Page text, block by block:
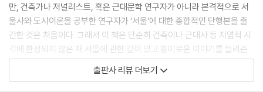
1398년, 이방원이 정도전을 죽였다. 정도전이 새 도시 공간 위에 구현하고
자 했던 꿈도 아울러 사라졌다. 새 임금 정종은 다시 개경으로 거처를 옮겼
다. 종묘와 사직은 한양에, 왕궁은 개경에 있는 어정쩡한 양경兩京 시절이
한동안 지속되었다. 1400년 왕위에 오른 이방원은 1405년 거처를 다시
한양으로 옮겼다. 이방원은 정도전이 한양 공간 도처에 새겨 놓은 꿈을 다
지워버리고 싶었을 것이다. 그러나 장소를 모욕할 수는 있어도 그 흔적을
만, 건축가나 저널리스트, 혹은 근대문학 연구자가 아니라 본격적으로 서
울사와 도시이론을 공부한 연구자가 ‘서울’에 대한 종합적인 단행본을 출
간한 것은 처음이다. 그래서 이 책은 단순히 건축이나 근대사 등 지엽적 시
각에 한정되지 않은 채 서울에 관한 깊이 있고 흥미로운 이야기를 들려준
다.
출판사 리뷰 더보기